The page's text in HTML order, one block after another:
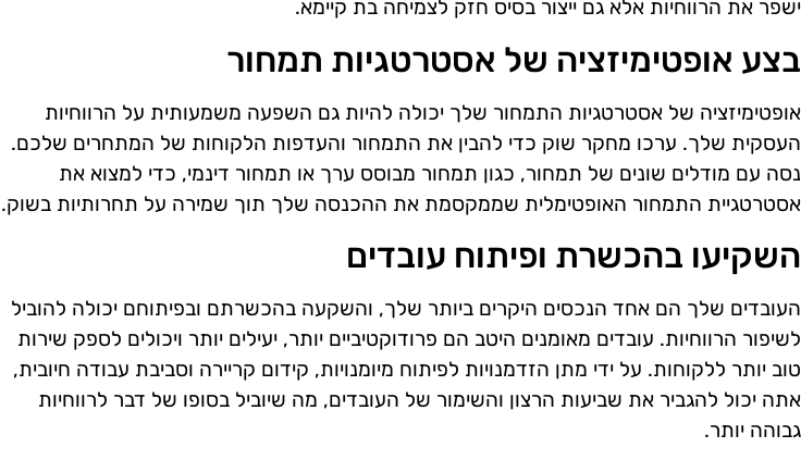
ישפר את הרווחיות אלא גם ייצור בסיס חזק לצמיחה בת קיימא.
בצע אופטימיזציה של אסטרטגיות תמחור
אופטימיזציה של אסטרטגיות התמחור שלך יכולה להיות גם השפעה משמעותית על הרווחיות
העסקית שלך. ערכו מחקר שוק כדי להבין את התמחור והעדפות הלקוחות של המתחרים שלכם.
נסה עם מודלים שונים של תמחור, כגון תמחור מבוסס ערך או תמחור דינמי, כדי למצוא את
אסטרטגיית התמחור האופטימלית שממקסמת את ההכנסה שלך תוך שמירה על תחרותיות בשוק.
השקיעו בהכשרת ופיתוח עובדים
העובדים שלך הם אחד הנכסים היקרים ביותר שלך, והשקעה בהכשרתם ובפיתוחם יכולה להוביל
לשיפור הרווחיות. עובדים מאומנים היטב הם פרודוקטיביים יותר, יעילים יותר ויכולים לספק שירות
טוב יותר ללקוחות. על ידי מתן הזדמנויות לפיתוח מיומנויות, קידום קריירה וסביבת עבודה חיובית,
אתה יכול להגביר את שביעות הרצון והשימור של העובדים, מה שיוביל בסופו של דבר לרווחיות
גבוהה יותר.